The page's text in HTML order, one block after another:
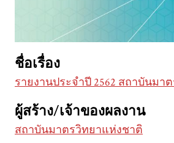
ชื่อเรื่อง
รายงานประจำปี 2562 สถาบันมา
ผู้สร้าง/เจ้าของผลงาน
สถาบันมาตรวิทยาแห่งชาติ